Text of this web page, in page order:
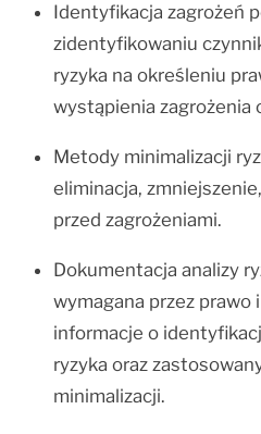
Identyfikacja zagrożeń
zidentyfikowaniu
ryzyka na określeniu
wystąpienia zagrożenia
Metody minimalizacji
eliminacja,
przed zagrożeniami.
Dokumentacja analizy
wymagana przez prawo
informacje o
ryzyka oraz
minimalizacji.